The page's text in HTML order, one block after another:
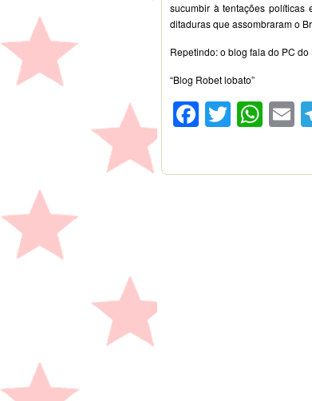
sucumbir à tentações políticas
ditaduras que assombraram o
Repetindo: o blog fala do PC do
“Blog Robet lobato”
Facebook
Twitter